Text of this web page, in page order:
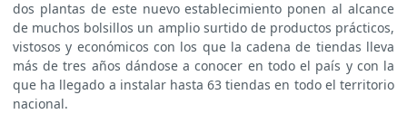
dos plantas de este nuevo establecimiento ponen al alcance
de muchos bolsillos un amplio surtido de productos prácticos,
vistosos y económicos con los que la cadena de tiendas lleva
más de tres años dándose a conocer en todo el país y con la
que ha llegado a instalar hasta 63 tiendas en todo el territorio
nacional.